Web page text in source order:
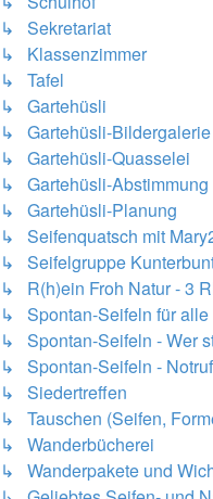
↳ Sekretariat
↳ Klassenzimmer
↳ Tafel
↳ Gartehüsli
↳ Gartehüsli-Bildergalerie
↳ Gartehüsli-Quasselei
↳ Gartehüsli-Abstimmung
↳ Gartehüsli-Planung
↳ Seifenquatsch mit
↳ Seifelgruppe
↳ R(h)ein Froh Natur - 3
↳ Spontan-Seifeln für alle
↳ Spontan-Seifeln - Wer
↳ Spontan-Seifeln -
↳ Siedertreffen
↳ Tauschen (Seifen,
↳ Wanderbücherei
↳ Wanderpakete und